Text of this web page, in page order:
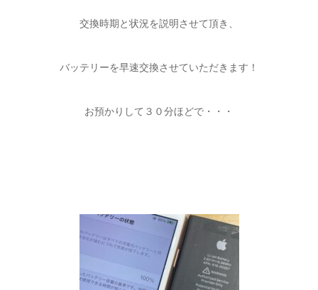
交換時期と状況を説明させて頂き、
バッテリーを早速交換させていただきます！
お預かりして３０分ほどで・・・